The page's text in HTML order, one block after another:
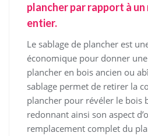
plancher par rapport à
entier.
Le sablage de plancher est
économique pour donner
plancher en bois ancien ou
sablage permet de retirer la
plancher pour révéler le bois
redonnant ainsi son aspect
remplacement complet du